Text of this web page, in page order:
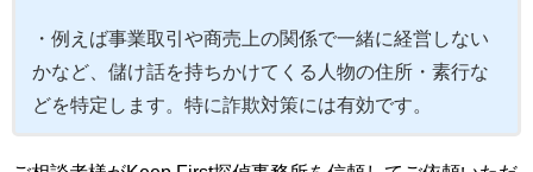
・例えば事業取引や商売上の関係で一緒に経営しない
かなど、儲け話を持ちかけてくる人物の住所・素行な
どを特定します。特に詐欺対策には有効です。